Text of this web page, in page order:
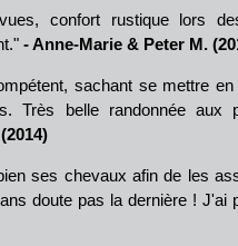
confort rustique lors
- Anne-Marie & Peter M.
sachant se mettre
Très belle randonnée aux
ses chevaux afin de les
doute pas la dernière ! J'ai